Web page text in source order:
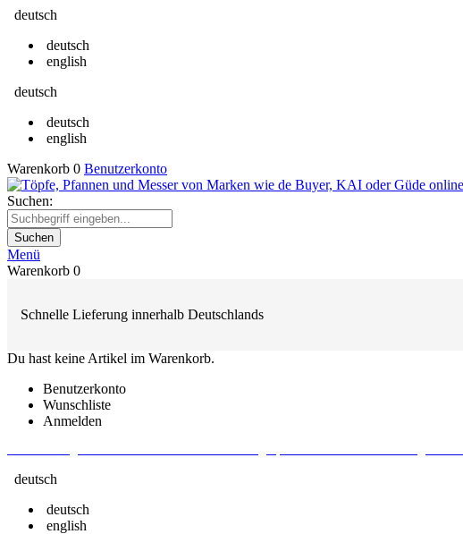
deutsch
deutsch
english
deutsch
deutsch
english
Warenkorb 0 Benutzerkonto
Suchen:
Suchen
Menü
Warenkorb 0
Schnelle Lieferung innerhalb Deutschlands
Du hast keine Artikel im Warenkorb.
Benutzerkonto
Wunschliste
Anmelden
deutsch
deutsch
english